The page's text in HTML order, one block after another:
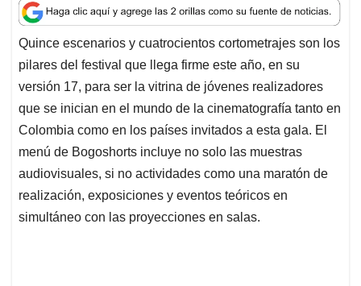
a
t
s
A
p
p
c
e
b
o
o
k
n
k
e
d
I
n
a
i
l
r
e
a
d
s
Quince escenarios y cuatrocientos cortometrajes son los
pilares del festival que llega firme este año, en su
versión 17, para ser la vitrina de jóvenes realizadores
que se inician en el mundo de la cinematografía tanto en
Colombia como en los países invitados a esta gala. El
menú de Bogoshorts incluye no solo las muestras
audiovisuales, si no actividades como una maratón de
realización, exposiciones y eventos teóricos en
simultáneo con las proyecciones en salas.